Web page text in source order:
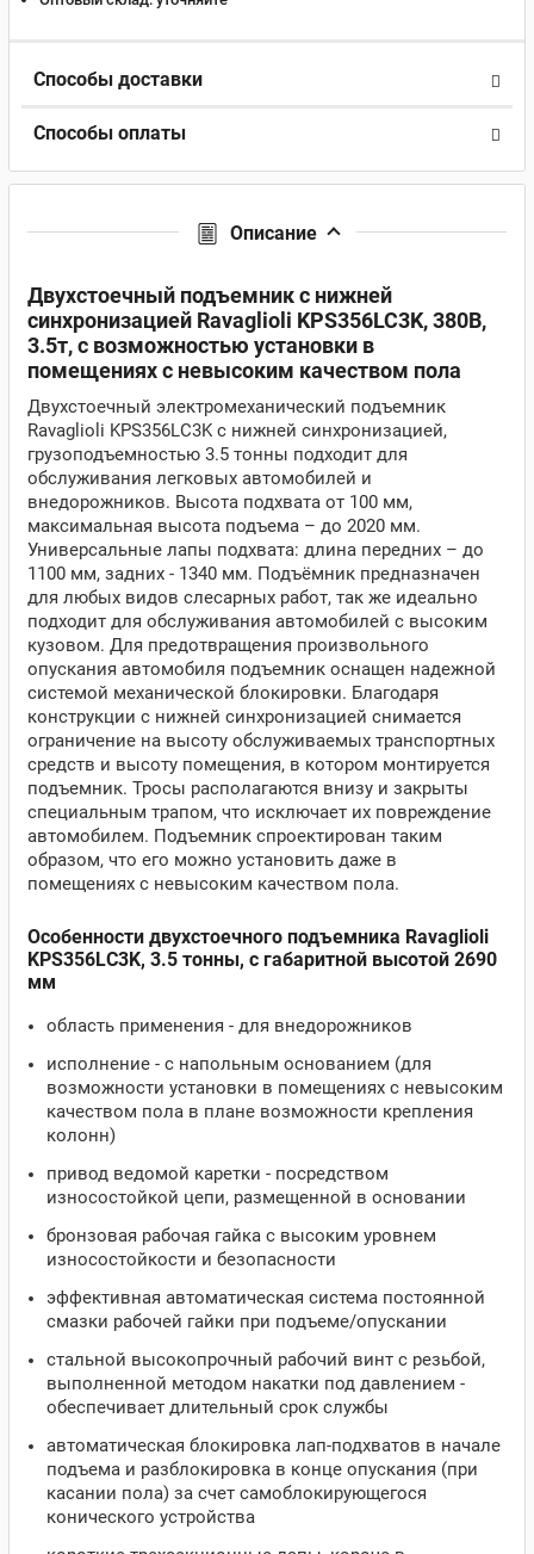
Способы доставки
Способы оплаты
Описание
Двухстоечный подъемник c нижней
синхронизацией Ravaglioli KPS356LC3K, 380В,
3.5т, с возможностью установки в
помещениях с невысоким качеством пола
Двухстоечный электромеханический подъемник
Ravaglioli KPS356LC3K с нижней синхронизацией,
грузоподъемностью 3.5 тонны подходит для
обслуживания легковых автомобилей и
внедорожников. Высота подхвата от 100 мм,
максимальная высота подъема – до 2020 мм.
Универсальные лапы подхвата: длина передних – до
1100 мм, задних - 1340 мм. Подъёмник предназначен
для любых видов слесарных работ, так же идеально
подходит для обслуживания автомобилей с высоким
кузовом. Для предотвращения произвольного
опускания автомобиля подъемник оснащен надежной
системой механической блокировки. Благодаря
конструкции с нижней синхронизацией снимается
ограничение на высоту обслуживаемых транспортных
средств и высоту помещения, в котором монтируется
подъемник. Тросы располагаются внизу и закрыты
специальным трапом, что исключает их повреждение
автомобилем. Подъемник спроектирован таким
образом, что его можно установить даже в
помещениях с невысоким качеством пола.
Особенности двухстоечного подъемника Ravaglioli
KPS356LC3K, 3.5 тонны, с габаритной высотой 2690
мм
область применения - для внедорожников
исполнение - с напольным основанием (для
возможности установки в помещениях с невысоким
качеством пола в плане возможности крепления
колонн)
привод ведомой каретки - посредством
износостойкой цепи, размещенной в основании
бронзовая рабочая гайка с высоким уровнем
износостойкости и безопасности
эффективная автоматическая система постоянной
смазки рабочей гайки при подъеме/опускании
стальной высокопрочный рабочий винт с резьбой,
выполненной методом накатки под давлением -
обеспечивает длительный срок службы
автоматическая блокировка лап-подхватов в начале
подъема и разблокировка в конце опускания (при
касании пола) за счет самоблокирующегося
конического устройства